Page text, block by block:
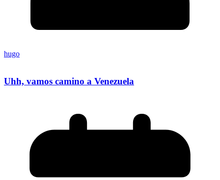
hugo
Uhh, vamos camino a Venezuela